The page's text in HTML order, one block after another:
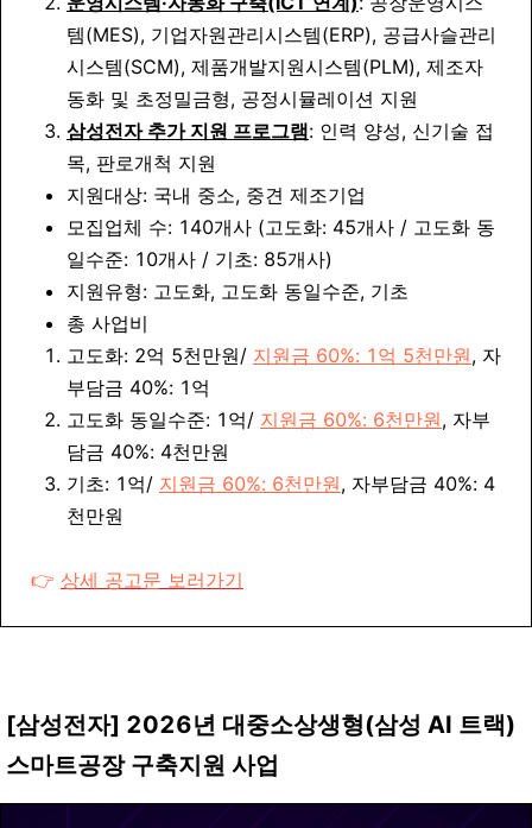
템(MES), 기업자원관리시스템(ERP), 공급사슬관리
시스템(SCM), 제품개발지원시스템(PLM), 제조자
동화 및 초정밀금형, 공정시뮬레이션 지원
삼성전자 추가 지원 프로그램: 인력 양성, 신기술 접
목, 판로개척 지원
지원대상: 국내 중소, 중견 제조기업
모집업체 수: 140개사 (고도화: 45개사 / 고도화 동
일수준: 10개사 / 기초: 85개사)
지원유형: 고도화, 고도화 동일수준, 기초
총 사업비
고도화: 2억 5천만원/ 지원금 60%: 1억 5천만원, 자
부담금 40%: 1억
고도화 동일수준: 1억/ 지원금 60%: 6천만원, 자부
담금 40%: 4천만원
기초: 1억/ 지원금 60%: 6천만원, 자부담금 40%: 4
천만원
👉 상세 공고문 보러가기
[삼성전자] 2026년 대중소상생형(삼성 AI 트랙)
스마트공장 구축지원 사업